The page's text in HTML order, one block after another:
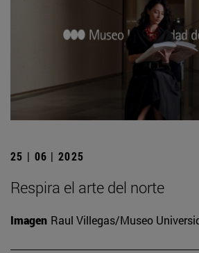
25 | 06 | 2025
Respira el arte del norte
Imagen Raul Villegas/Museo